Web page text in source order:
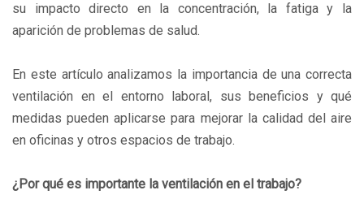
su impacto directo en la concentración, la fatiga y la
aparición de problemas de salud.
En este artículo analizamos la importancia de una correcta
ventilación en el entorno laboral, sus beneficios y qué
medidas pueden aplicarse para mejorar la calidad del aire
en oficinas y otros espacios de trabajo.
¿Por qué es importante la ventilación en el trabajo?